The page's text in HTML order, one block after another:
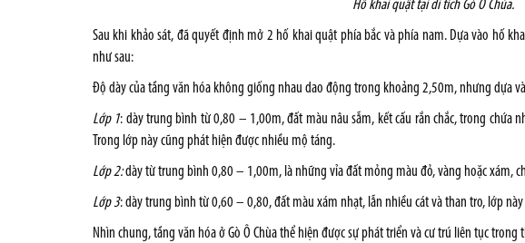
Hố khai quật tại di tích Gò Ô Chùa.
Sau khi khảo sát, đã quyết định mở 2 hố khai quật phía bắc và phía nam. Dựa vào hố
như sau:
Độ dày của tầng văn hóa không giống nhau dao động trong khoảng 2,50m, nhưng dựa
Lớp 1: dày trung bình từ 0,80 – 1,00m, đất màu nâu sẫm, kết cấu rắn chắc, trong chứa
Trong lớp này cũng phát hiện được nhiều mộ táng.
Lớp 2:dày từ trung bình 0,80 – 1,00m, là những vỉa đất mỏng màu đỏ, vàng hoặc xám,
Lớp 3: dày trung bình từ 0,60 – 0,80, đất màu xám nhạt, lẫn nhiều cát và than tro, lớp
Nhìn chung, tầng văn hóa ở Gò Ô Chùa thể hiện được sự phát triển và cư trú liên tục